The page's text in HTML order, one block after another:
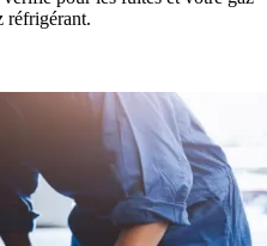
réfrigérant.